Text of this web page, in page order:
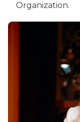
Organization.